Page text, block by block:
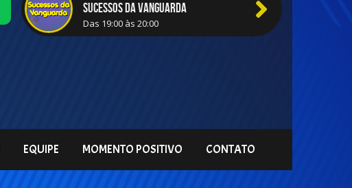
SUCESSOS DA VANGUARDA
Das 19:00 às 20:00
EQUIPE MOMENTO POSITIVO CONTATO